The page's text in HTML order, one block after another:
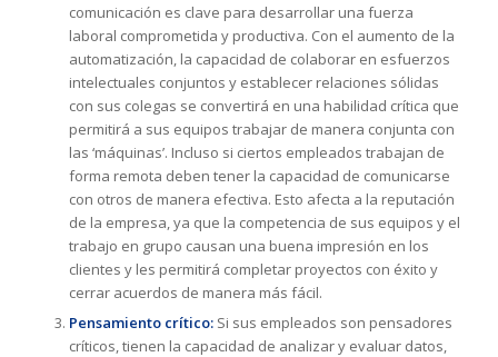
comunicación es clave para desarrollar una fuerza
laboral comprometida y productiva. Con el aumento de la
automatización, la capacidad de colaborar en esfuerzos
intelectuales conjuntos y establecer relaciones sólidas
con sus colegas se convertirá en una habilidad crítica que
permitirá a sus equipos trabajar de manera conjunta con
las ‘máquinas’. Incluso si ciertos empleados trabajan de
forma remota deben tener la capacidad de comunicarse
con otros de manera efectiva. Esto afecta a la reputación
de la empresa, ya que la competencia de sus equipos y el
trabajo en grupo causan una buena impresión en los
clientes y les permitirá completar proyectos con éxito y
cerrar acuerdos de manera más fácil.
Pensamiento crítico:Si sus empleados son pensadores
críticos, tienen la capacidad de analizar y evaluar datos,